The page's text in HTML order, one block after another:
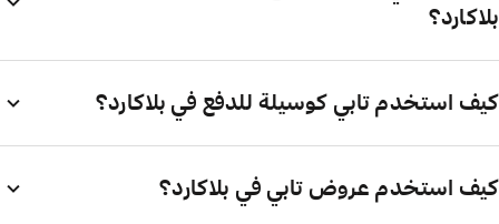
بلاكارد؟
كيف استخدم تابي كوسيلة للدفع في بلاكارد؟
كيف استخدم عروض تابي في بلاكارد؟